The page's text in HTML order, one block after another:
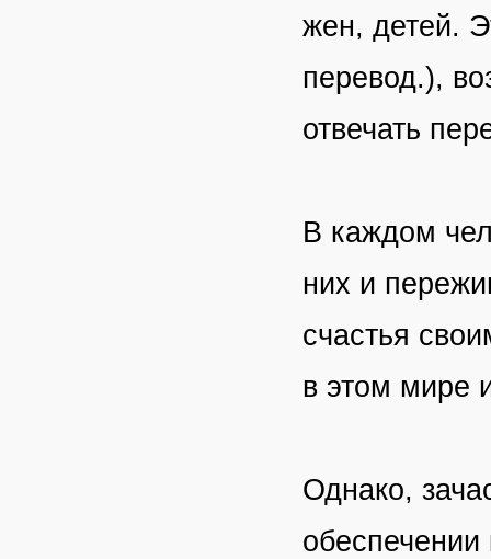
жен, детей.
перевод.),
отвечать
В каждом
них и
счастья
в этом мире
Однако,